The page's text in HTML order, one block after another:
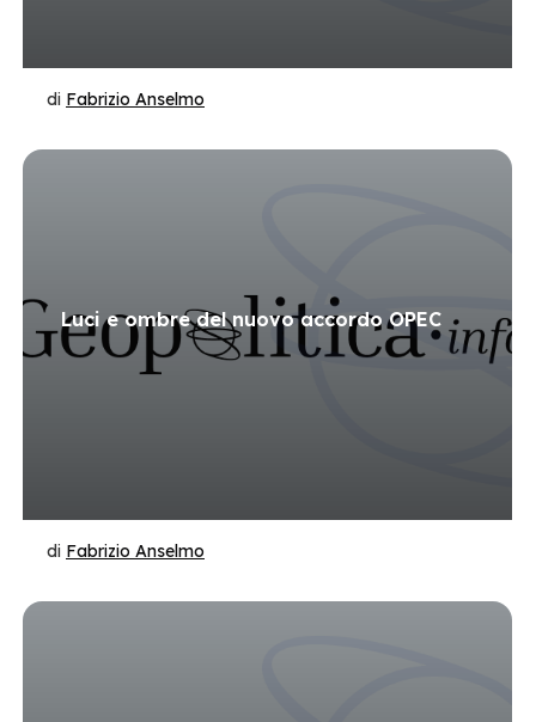
di Fabrizio Anselmo
Luci e ombre del nuovo accordo OPEC
di Fabrizio Anselmo